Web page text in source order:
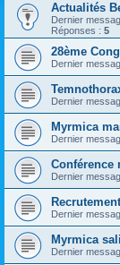
Actualités
Dernier
Réponses : 5
28ème
Dernier
Dernier
Myrmica
Dernier
Conférence
Dernier
Dernier
Myrmica
Dernier